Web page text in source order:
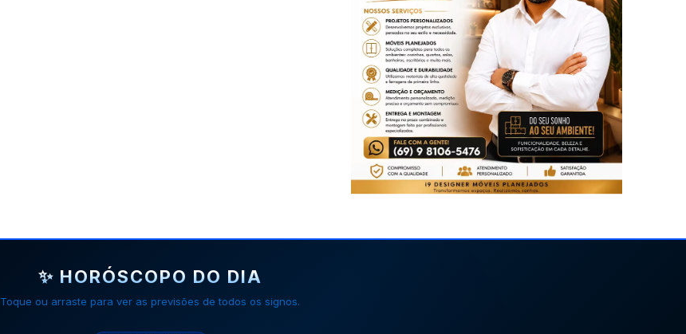
✨ HORÓSCOPO DO DIA
Toque ou arraste para ver as previsões de todos os signos.